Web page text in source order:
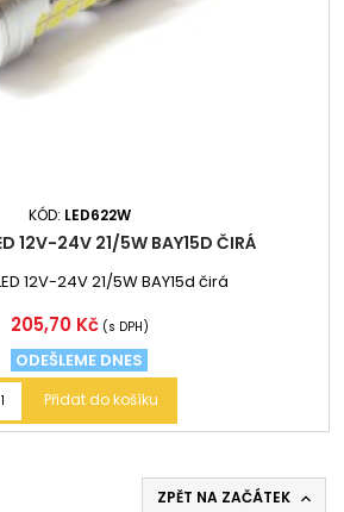
KÓD: LED622W
12V-24V 21/5W BAY15D ČIRÁ
12V-24V 21/5W BAY15d čirá
Cena
205,70 Kč (s DPH)
ODEŠLEME DNES
Přidat do košíku
ZPĚT NA ZAČÁTEK 